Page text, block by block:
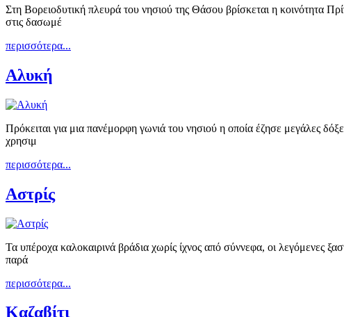
Στη Βορειοδυτική πλευρά του νησιού της Θάσου βρίσκεται η κοινότητα
στις δασωμέ
περισσότερα...
Αλυκή
Πρόκειται για μια πανέμορφη γωνιά του νησιού η οποία έζησε μεγάλες
χρησιμ
περισσότερα...
Αστρίς
Τα υπέροχα καλοκαιρινά βράδια χωρίς ίχνος από σύννεφα, οι λεγόμενες
παρά
περισσότερα...
Καζαβίτι